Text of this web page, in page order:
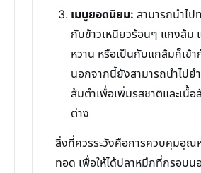
เมนูยอดนิยม: สามารถนำไ
กับข้าวเหนียวร้อนๆ แกงส้ม
หวาน หรือเป็นกับแกล้มก็เข้า
นอกจากนี้ยังสามารถนำไปยำ
ส้มตำเพื่อเพิ่มรสชาติและเนื้
ต่าง
สิ่งที่ควรระวังคือการควบคุมอุณ
ทอด เพื่อให้ได้ปลาหมึกที่กรอบน